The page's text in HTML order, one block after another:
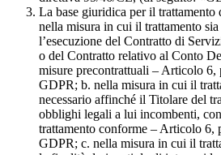
La base giuridica per il trattamento
nella misura in cui il trattamento sia
l’esecuzione del Contratto di
o del Contratto relativo al Conto
misure precontrattuali – Articolo 6,
GDPR; b. nella misura in cui il
necessario affinché il Titolare del
obblighi legali a lui incombenti,
trattamento conforme – Articolo 6,
GDPR; c. nella misura in cui il